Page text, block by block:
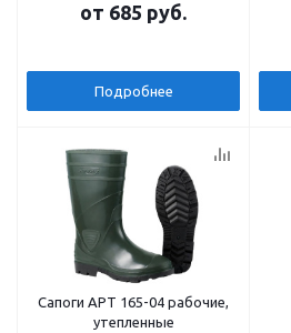
от 685 руб.
Подробнее
Сапоги АРТ 165-04 рабочие,
утепленные